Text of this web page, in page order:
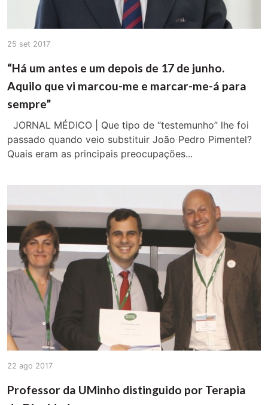
25 set 2017
“Há um antes e um depois de 17 de junho.
Aquilo que vi marcou-me e marcar-me-á para
sempre”
JORNAL MÉDICO | Que tipo de “testemunho” lhe foi
passado quando veio substituir João Pedro Pimentel?
Quais eram as principais preocupações...
22 ago 2017
Professor da UMinho distinguido por Terapia